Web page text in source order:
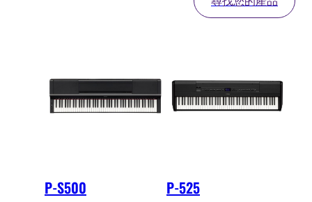
P-S500 P-525